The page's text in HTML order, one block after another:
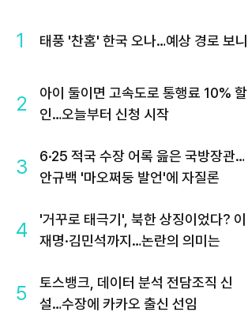
1 태풍 '찬홈' 한국 오나…예상 경로 보니
2
아이 둘이면 고속도로 통행료 10% 할
인…오늘부터 신청 시작
3
6·25 적국 수장 어록 읊은 국방장관…
안규백 '마오쩌둥 발언'에 자질론
4
'거꾸로 태극기', 북한 상징이었다? 이
재명·김민석까지…논란의 의미는
5
토스뱅크, 데이터 분석 전담조직 신
설…수장에 카카오 출신 선임